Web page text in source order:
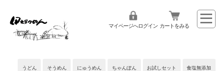
うどん そうめん にゅうめん ちゃんぽん お試しセット 食塩無添加
マイページへログイン カートをみる